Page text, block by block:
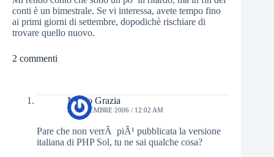
conti è un bimestrale. Se vi interessa, avete tempo fino
ai primi giorni di settembre, dopodichè rischiare di
trovare quello nuovo.
2 commenti
Marco Grazia
3 SETTEMBRE 2006 / 12:02 AM
Pare che non verrÃ piÃ¹ pubblicata la versione
italiana di PHP Sol, tu ne sai qualche cosa?